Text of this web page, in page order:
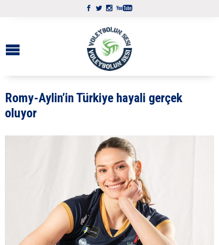
Romy-Aylin’in Türkiye hayali gerçek
oluyor